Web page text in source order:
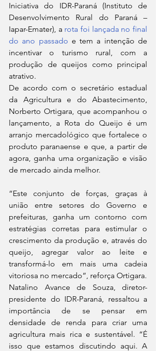
Iniciativa do IDR-Paraná (Instituto de
Desenvolvimento Rural do Paraná –
Iapar-Emater), a rota foi lançada no final
do ano passado e tem a intenção de
incentivar o turismo rural, com a
produção de queijos como principal
atrativo.
De acordo com o secretário estadual
da Agricultura e do Abastecimento,
Norberto Ortigara, que acompanhou o
lançamento, a Rota do Queijo é um
arranjo mercadológico que fortalece o
produto paranaense e que, a partir de
agora, ganha uma organização e visão
de mercado ainda melhor.
“Este conjunto de forças, graças à
união entre setores do Governo e
prefeituras, ganha um contorno com
estratégias corretas para estimular o
crescimento da produção e, através do
queijo, agregar valor ao leite e
transformá-lo em mais uma cadeia
vitoriosa no mercado”, reforça Ortigara.
Natalino Avance de Souza, diretor-
presidente do IDR-Paraná, ressaltou a
importância de se pensar em
densidade de renda para criar uma
agricultura mais rica e sustentável. “É
isso que estamos discutindo aqui. A